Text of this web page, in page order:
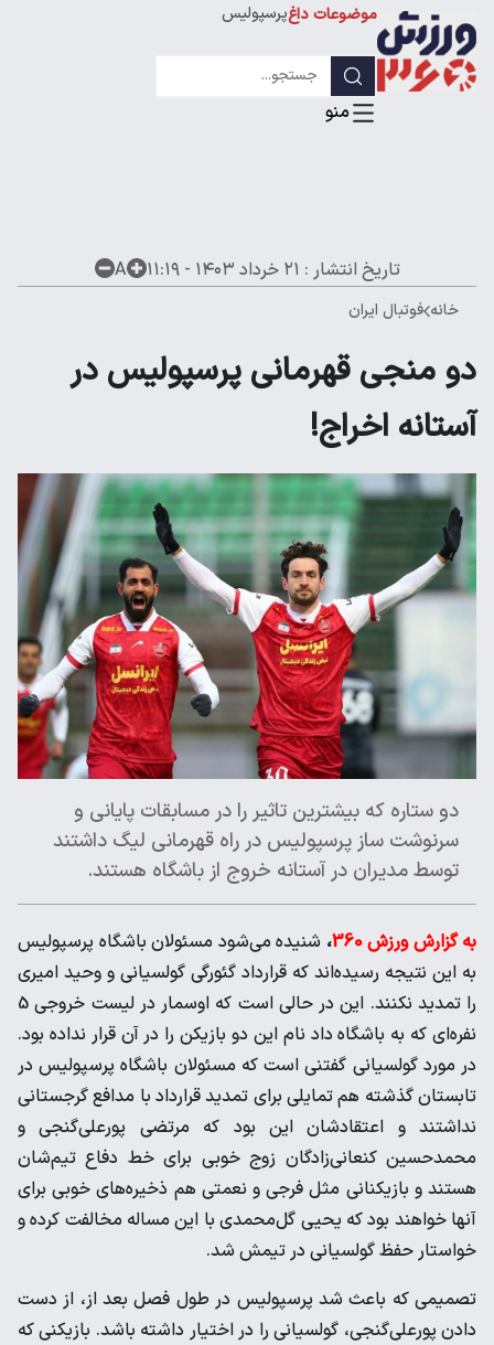
موضوعات داغپرسپولیس
لیگ قهرمانان
تاریخ انتشار : ۲۱ خرداد ۱۴۰۳ - ۱۱:۱۹ A
خانه فوتبال ایران
دو منجی قهرمانی پرسپولیس در
آستانه اخراج!
دو ستاره که بیشترین تاثیر را در مسابقات پایانی و
سرنوشت ساز پرسپولیس در راه قهرمانی لیگ داشتند
توسط مدیران در آستانه خروج از باشگاه هستند.
به گزارش ورزش 360 ، شنیده می‌شود مسئولان باشگاه پرسپولیس
به این نتیجه رسیده‌اند که قرارداد گئورگی گولسیانی و وحید امیری
را تمدید نکنند. این در حالی است که اوسمار در لیست خروجی 5
نفره‌ای که به باشگاه داد نام این دو بازیکن را در آن قرار نداده بود.
در مورد گولسیانی گفتنی است که مسئولان باشگاه پرسپولیس در
تابستان گذشته هم تمایلی برای تمدید قرارداد با مدافع گرجستانی
نداشتند و اعتقادشان این بود که مرتضی پورعلی‌گنجی و
محمدحسین کنعانی‌زادگان زوج خوبی برای خط دفاع تیم‌شان
هستند و بازیکنانی مثل فرجی و نعمتی هم ذخیره‌های خوبی برای
آنها خواهند بود که یحیی گل‌محمدی با این مساله مخالفت کرده و
خواستار حفظ گولسیانی در تیمش شد.
تصمیمی که باعث شد پرسپولیس در طول فصل بعد از، از دست
دادن پورعلی‌گنجی، گولسیانی را در اختیار داشته باشد. بازیکنی که